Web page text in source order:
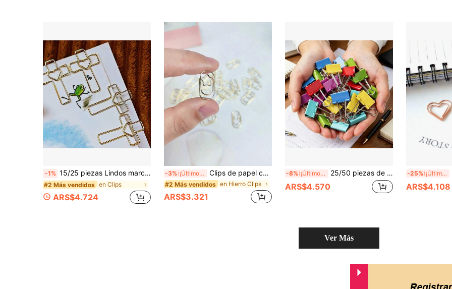
-1% 15/25 piezas Lindos marcadores de libro con forma de corazón dorado y cruz de metal, clips decorativos para libros adecuados para diarios, agendas, oficina y útiles escolares
#2 Más vendidos en Clips
ARS$4.724
-3% ¡Últimos 3 días Clips de papel con forma de estrella dorada, mini clips de metal antideslizantes para papelería, adecuados para oficina, escuela y organización del hogar, esencial para la vuelta a la escuela, suministros de aprendizaje
#2 Más vendidos en Hierro Clips
ARS$3.321
-8% ¡Últimos 3 días 25/50 piezas de clips, carpetas y clips de papel coloridos, adecuados para el hogar, la escuela y la oficina - tableros de anuncios, carpetas, diarios, presentaciones, manualidades, álbumes de recortes, suministros de oficina para organizar documentos y papeles, temporada de regreso a clases
ARS$4.570
-25% ¡Últimos 2 días
ARS$4.108
Ver Más